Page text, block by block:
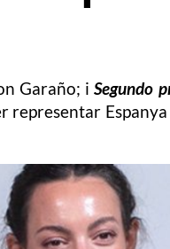
Garaño; iSegundo